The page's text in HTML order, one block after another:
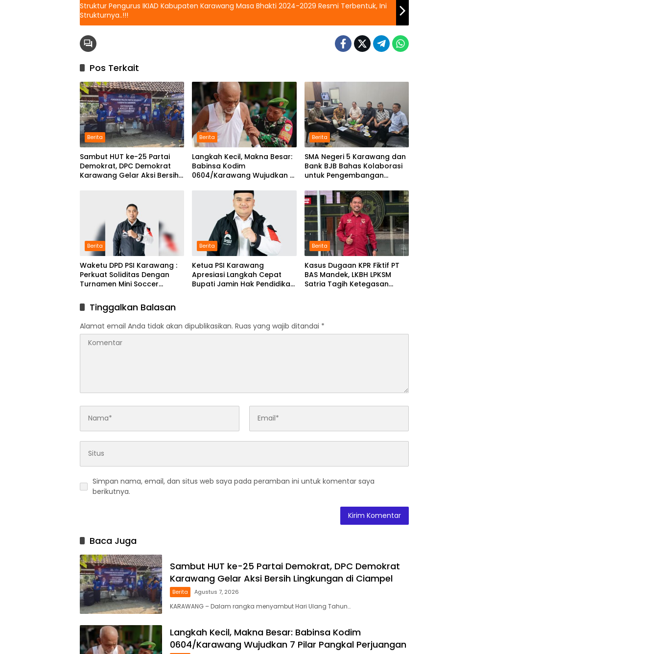
Struktur Pengurus IKIAD Kabupaten Karawang Masa Bhakti 2024-2029 Resmi Terbentuk, Ini
Strukturnya..!!!
Pos Terkait
Berita
Sambut HUT ke-25 Partai
Demokrat, DPC Demokrat
Karawang Gelar Aksi Bersih
Berita
Langkah Kecil, Makna Besar:
Babinsa Kodim
0604/Karawang Wujudkan 7
Berita
SMA Negeri 5 Karawang dan
Bank BJB Bahas Kolaborasi
untuk Pengembangan
Berita
Waketu DPD PSI Karawang :
Perkuat Soliditas Dengan
Turnamen Mini Soccer
Berita
Ketua PSI Karawang
Apresiasi Langkah Cepat
Bupati Jamin Hak Pendidikan
Berita
Kasus Dugaan KPR Fiktif PT
BAS Mandek, LKBH LPKSM
Satria Tagih Ketegasan
Tinggalkan Balasan
Alamat email Anda tidak akan dipublikasikan. Ruas yang wajib ditandai *
Simpan nama, email, dan situs web saya pada peramban ini untuk komentar saya
berikutnya.
Baca Juga
Sambut HUT ke-25 Partai Demokrat, DPC Demokrat
Karawang Gelar Aksi Bersih Lingkungan di Ciampel
Berita Agustus 7, 2026
KARAWANG – Dalam rangka menyambut Hari Ulang Tahun…
Langkah Kecil, Makna Besar: Babinsa Kodim
0604/Karawang Wujudkan 7 Pilar Pangkal Perjuangan